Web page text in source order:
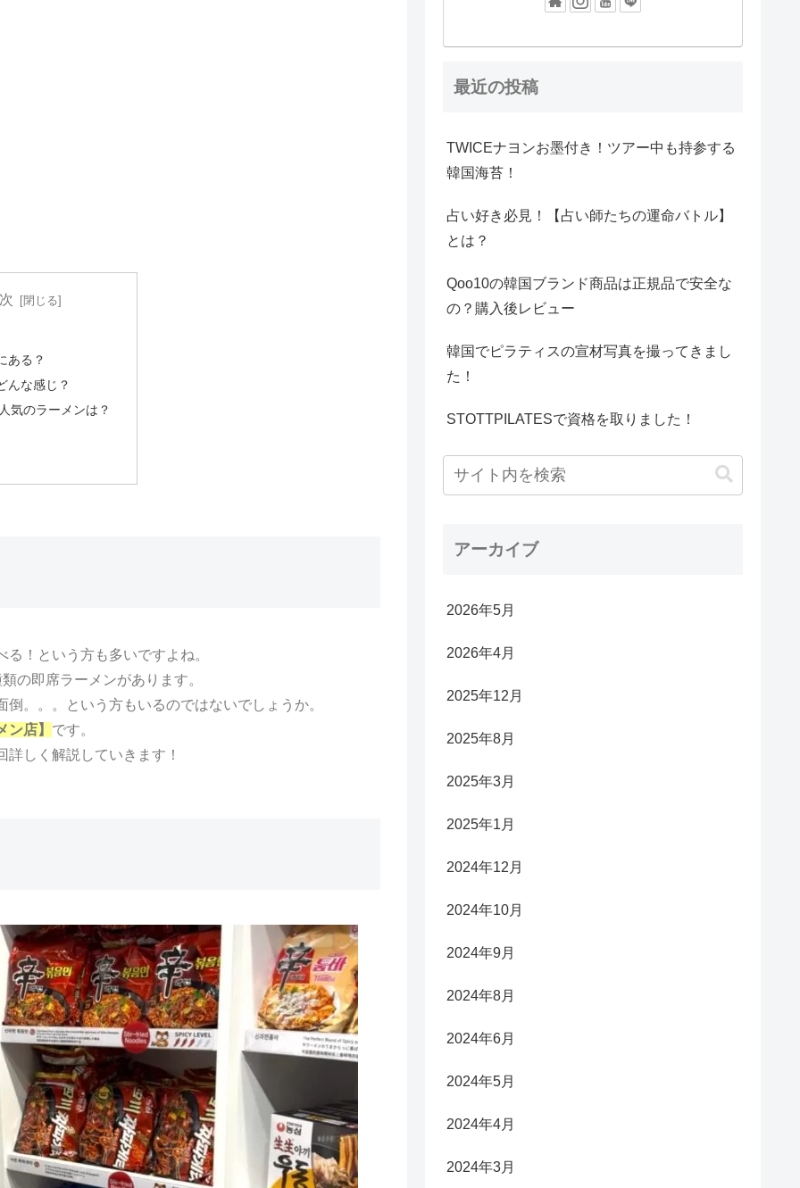
ある？
んな感じ？
気のラーメンは？
！という方も多いですよね。
の即席ラーメンがあります。
。。。という方もいるのではないでしょうか。
店】 です。
しく解説していきます！
最近の投稿
TWICEナヨンお墨付き！ツアー中も持参する
韓国海苔！
占い好き必見！【占い師たちの運命バトル】
とは？
Qoo10の韓国ブランド商品は正規品で安全な
の？購入後レビュー
韓国でピラティスの宣材写真を撮ってきまし
た！
STOTTPILATESで資格を取りました！
アーカイブ
2026年5月
2026年4月
2025年12月
2025年8月
2025年3月
2025年1月
2024年12月
2024年10月
2024年9月
2024年8月
2024年6月
2024年5月
2024年4月
2024年3月